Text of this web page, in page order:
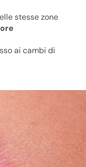
stesse zone
ai cambi di